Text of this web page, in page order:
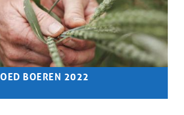
BOEREN 2022